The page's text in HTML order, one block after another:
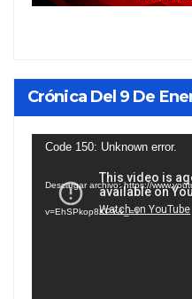
Crónica Del 9 De
Reproductor
vídeo
Code 150: Unknown error.
Descargar archivo: https://
v=EhSPkop8KPY&_=1